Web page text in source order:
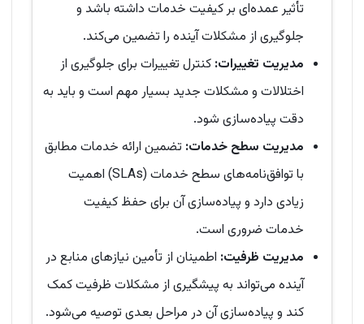
تأثیر عمده‌ای بر کیفیت خدمات داشته باشد و
جلوگیری از مشکلات آینده را تضمین می‌کند.
مدیریت تغییرات: کنترل تغییرات برای جلوگیری از
اختلالات و مشکلات جدید بسیار مهم است و باید به
دقت پیاده‌سازی شود.
مدیریت سطح خدمات: تضمین ارائه خدمات مطابق
با توافق‌نامه‌های سطح خدمات (SLAs) اهمیت
زیادی دارد و پیاده‌سازی آن برای حفظ کیفیت
خدمات ضروری است.
مدیریت ظرفیت: اطمینان از تأمین نیازهای منابع در
آینده می‌تواند به پیشگیری از مشکلات ظرفیت کمک
کند و پیاده‌سازی آن در مراحل بعدی توصیه می‌شود.